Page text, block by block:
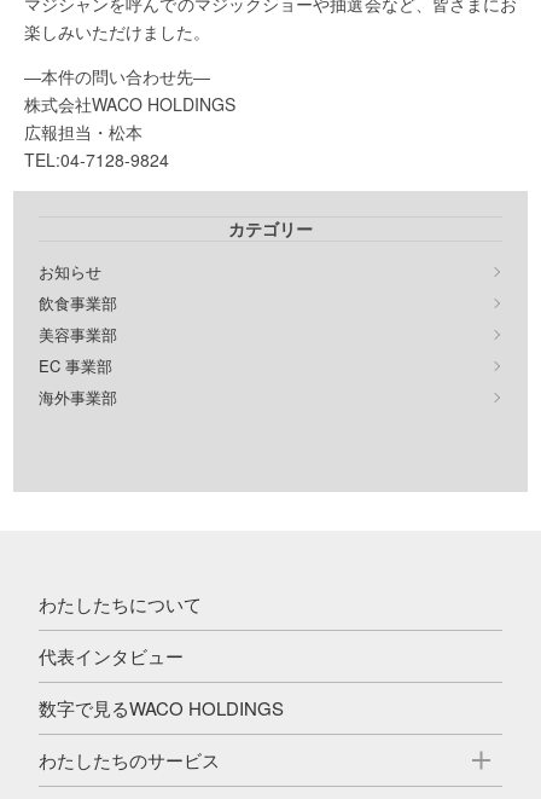
楽しみいただけました。
―本件の問い合わせ先―
株式会社WACO HOLDINGS
広報担当・松本
TEL:04-7128-9824
カテゴリー
お知らせ
飲食事業部
美容事業部
EC 事業部
海外事業部
わたしたちについて
代表インタビュー
数字で見るWACO HOLDINGS
わたしたちのサービス